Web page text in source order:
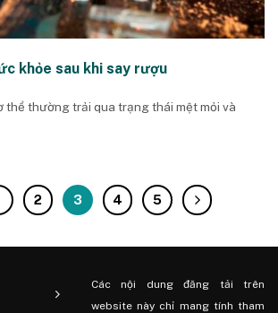
khỏe sau khi say rượu
thể thường trải qua trạng thái mệt mỏi và
2 3 4 5
Các nội dung đăng tải trên
website này chỉ mang tính tham